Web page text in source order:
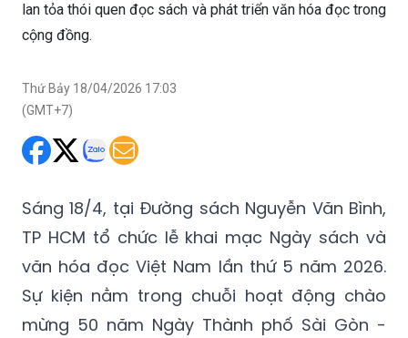
lan tỏa thói quen đọc sách và phát triển văn hóa đọc trong
cộng đồng.
Thứ Bảy 18/04/2026 17:03
(GMT+7)
Sáng 18/4, tại Đường sách Nguyễn Văn Bình,
TP HCM tổ chức lễ khai mạc Ngày sách và
văn hóa đọc Việt Nam lần thứ 5 năm 2026.
Sự kiện nằm trong chuỗi hoạt động chào
mừng 50 năm Ngày Thành phố Sài Gòn -